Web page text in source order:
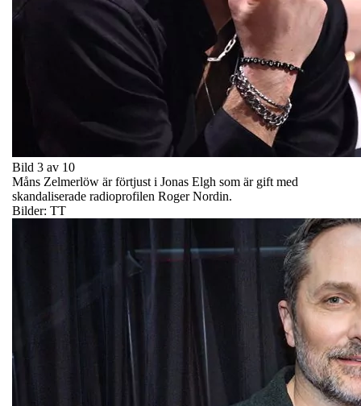
Bild 3 av 10
Måns Zelmerlöw är förtjust i Jonas Elgh som är gift med
skandaliserade radioprofilen Roger Nordin.
Bilder: TT